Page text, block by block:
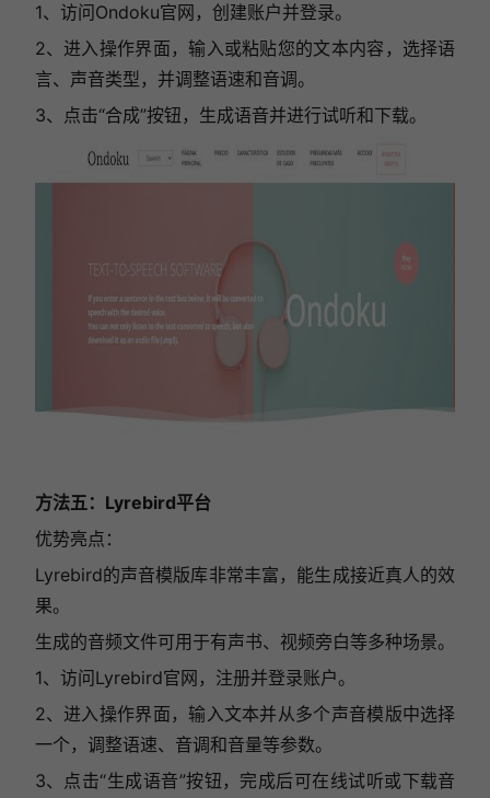
1、访问Ondoku官网，创建账户并登录。
2、进入操作界面，输入或粘贴您的文本内容，选择语
言、声音类型，并调整语速和音调。
3、点击“合成”按钮，生成语音并进行试听和下载。
方法五：Lyrebird平台
优势亮点：
Lyrebird的声音模版库非常丰富，能生成接近真人的效
果。
生成的音频文件可用于有声书、视频旁白等多种场景。
1、访问Lyrebird官网，注册并登录账户。
2、进入操作界面，输入文本并从多个声音模版中选择
一个，调整语速、音调和音量等参数。
3、点击“生成语音”按钮，完成后可在线试听或下载音